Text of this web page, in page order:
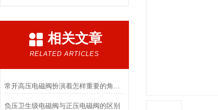
相关文章
RELATED ARTICLES
负压卫生级电磁阀与正压电磁阀的区别